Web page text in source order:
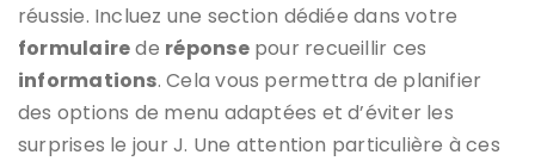
réussie. Incluez une section dédiée dans votre
formulairede réponsepour recueillir ces
informations. Cela vous permettra de planifier
des options de menu adaptées et d’éviter les
surprises le jour J. Une attention particulière à ces